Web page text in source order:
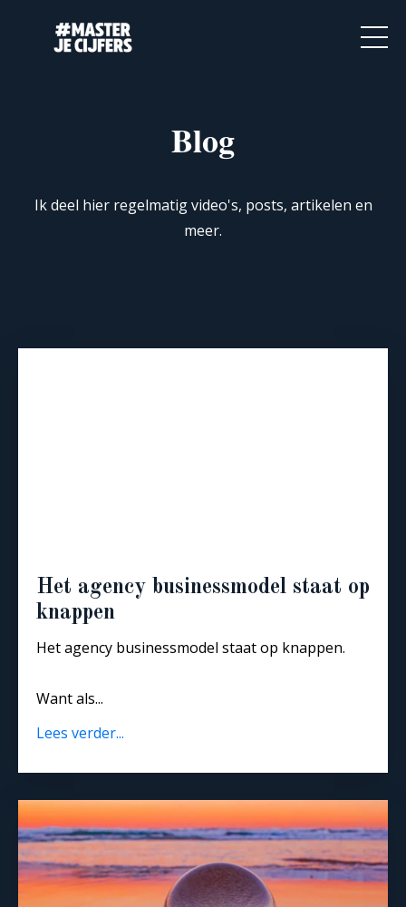
Blog
Ik deel hier regelmatig video's, posts, artikelen en
meer.
Het agency businessmodel staat op
knappen
Het agency businessmodel staat op knappen.
Want als...
Lees verder...